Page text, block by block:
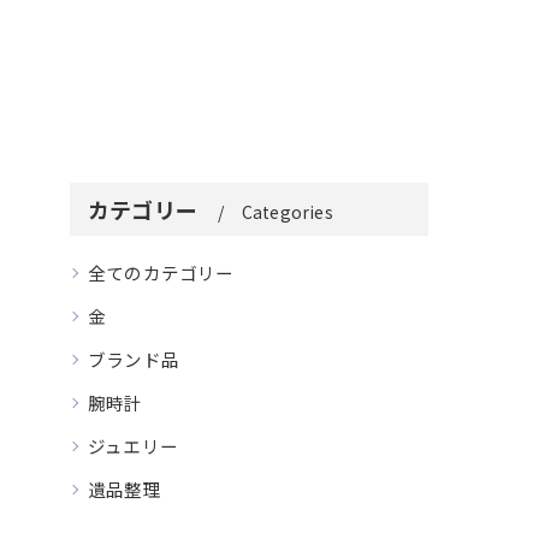
カテゴリー Categories
全てのカテゴリー
金
ブランド品
腕時計
ジュエリー
遺品整理